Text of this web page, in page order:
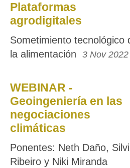
Plataformas
agrodigitales
Sometimiento tecnológico
la alimentación
3 Nov 2022
WEBINAR -
Geoingeniería en las
negociaciones
climáticas
Ponentes: Neth Daño,
Ribeiro y Niki Miranda